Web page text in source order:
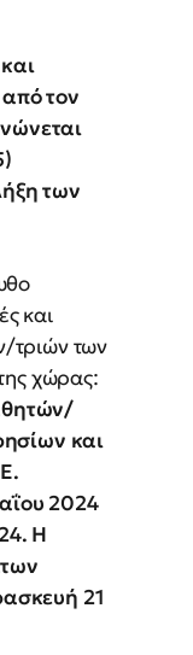
τον
των
και
τριών των
χώρας:
και
2024
Η
21